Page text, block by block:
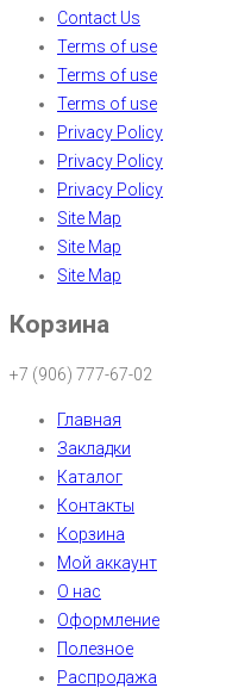
Contact Us
Terms of use
Terms of use
Terms of use
Privacy Policy
Privacy Policy
Privacy Policy
Site Map
Site Map
Site Map
Корзина
+7 (906) 777-67-02
Главная
Закладки
Каталог
Контакты
Корзина
Мой аккаунт
О нас
Оформление
Полезное
Распродажа